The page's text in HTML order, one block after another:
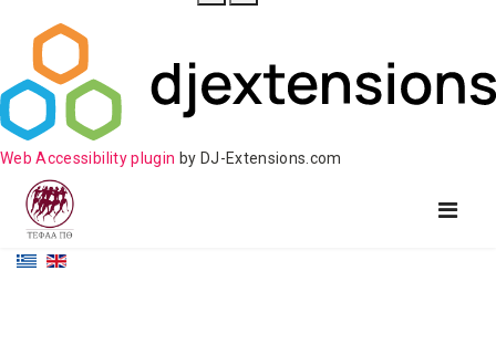
Web Accessibility plugin by DJ-Extensions.com